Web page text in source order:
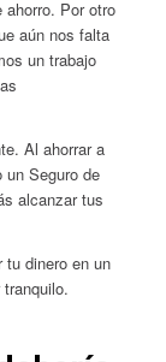
Por otro
aún nos falta
un trabajo
Al ahorrar a
Seguro de
alcanzar tus
dinero en un